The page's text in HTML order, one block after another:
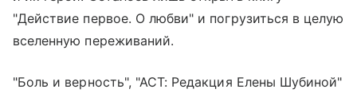
"Действие первое. О любви" и погрузиться в целую
вселенную переживаний.
"Боль и верность", "АСТ: Редакция Елены Шубиной"